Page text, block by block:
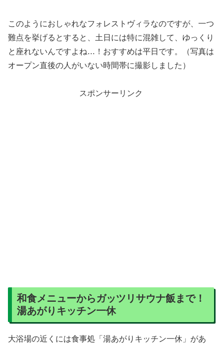
このようにおしゃれなフォレストヴィラなのですが、一つ
難点を挙げるとすると、土日には特に混雑して、ゆっくり
と座れないんですよね…！おすすめは平日です。（写真は
オープン直後の人がいない時間帯に撮影しました）
スポンサーリンク
和食メニューからガッツリサウナ飯まで！
湯あがりキッチン一休
大浴場の近くには食事処「湯あがりキッチン一休」があ